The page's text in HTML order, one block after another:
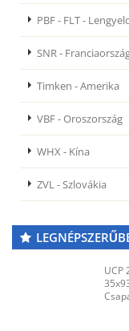
PBF - FLT -
SNR -
Timken - Amerika
VBF - Oroszország
WHX - Kína
ZVL - Szlovákia
UCP